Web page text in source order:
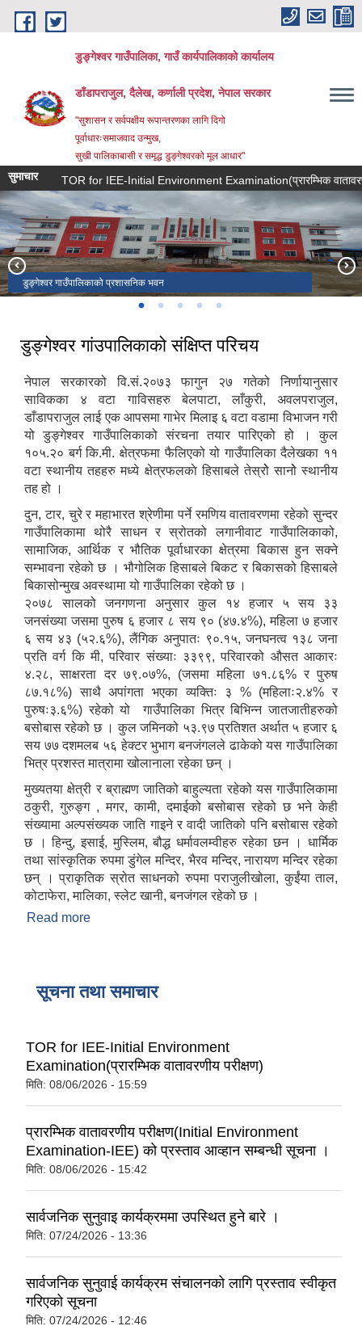
Skip to main content
डुङ्गेश्वर गाउँपालिका, गाउँ कार्यपालिकाको कार्यालय
डाँडापराजुल, दैलेख, कर्णाली प्रदेश, नेपाल सरकार
"सुशासन र सर्वपक्षीय रूपान्तरणका लागि दिगो
पूर्वाधारःसमाजवाद उन्मुख,
सुखी पालिकाबासी र समृद्ध डुङ्गेश्वरको मूल आधार"
सुमाचारTOR for IEE-Initial Environment Examination(प्रारम्भिक वातावरणीय
डुङ्गेश्वर गाउँपालिकाको प्रशासनिक भवन
डुङ्गेल मन्दिर वडा नं. ६
कुइया ताल वडा नं. २
मालिका मन्दिर वडा नं. ३
नारायणस्थान वडा नं. ५
डुङ्गेश्वर गांउपालिकाको संक्षिप्त परिचय
नेपाल सरकारको वि.सं.२०७३ फागुन २७ गतेको निर्णायानुसार
साविकका ४ वटा गाविसहरु बेलपाटा, लाँकुरी, अवलपराजुल,
डाँडापराजुल लाई एक आपसमा गाभेर मिलाइ ६ वटा वडामा विभाजन गरी
यो डुङ्गेश्वर गाउँपालिकाको संरचना तयार पारिएको हो । कुल
१०५.२० बर्ग कि.मी. क्षेत्रफमा फैलिएको यो गाउँपालिका दैलेखका ११
वटा स्थानीय तहहरु मध्ये क्षेत्रफलकाे हिसाबले तेस्रोे सानोे स्थानीय
तह हो ।
दुन, टार, चुरे र महाभारत श्रेणीमा पर्ने रमणिय वातावरणमा रहेको सुन्दर
गाउँपालिकामा थोरै साधन र स्रोतको लगानीवाट गाउँपालिकाको,
सामाजिक, आर्थिक र भौतिक पूर्वाधारका क्षेत्रमा बिकास हुन सक्ने
सम्भावना रहेको छ । भौगोलिक हिसाबले बिकट र बिकासको हिसाबले
बिकासोन्मुख अवस्थामा यो गाउँपालिका रहेको छ ।
२०७८ सालको जनगणना अनुसार कुल १४ हजार ५ सय ३३
जनसंख्या जसमा पुरुष ६ हजार ८ सय ९० (४७.४%), महिला ७ हजार
६ सय ४३ (५२.६%), लैंगिक अनुपातः ९०.१५, जनघनत्व १३८ जना
प्रति वर्ग कि मी, परिवार संख्याः ३३९९, परिवारको औसत आकारः
४.२८, साक्षरता दर ७९.०७%, (जसमा महिला ७१.८६% र पुरुष
८७.१८%) साथै अपांगता भएका व्यक्तिः ३ % (महिलाः२.४% र
पुरुषः३.६%) रहेको यो गाउँपालिका भित्र बिभिन्न जातजातीहरुको
बसोबास रहेको छ । कुल जमिनको ५३.९७ प्रतिशत अर्थात ५ हजार ६
सय ७७ दशमलब ५६ हेक्टर भुभाग बनजंगलले ढाकेको यस गाउँपालिका
भित्र प्रशस्त मात्रामा खोलानाला रहेका छन् ।
मुख्यतया क्षेत्री र ब्राह्मण जातिको बाहुल्यता रहेको यस गाउँपालिकामा
ठकुरी, गुरुङ्ग , मगर, कामी, दमाईको बसोबास रहेको छ भने केही
संख्यामा अल्पसंख्यक जाति गाइने र वादी जातिको पनि बसोबास रहेको
छ । हिन्दु, इसाई, मुस्लिम, बौद्ध धर्मावलम्वीहरु रहेका छन । धार्मिक
तथा सांस्कृतिक रुपमा डुंगेल मन्दिर, भैरव मन्दिर, नारायण मन्दिर रहेका
छन् । प्राकृतिक स्रोत साधनको रुपमा पराजुलीखोला, कुईंया ताल,
कोटाफेरा, मालिका, स्लेट खानी, बनजंगल रहेको छ ।
Read more
सूचना तथा समाचार
TOR for IEE-Initial Environment
Examination(प्रारम्भिक वातावरणीय परीक्षण)
मिति: 08/06/2026 - 15:59
प्रारम्भिक वातावरणीय परीक्षण(Initial Environment
Examination-IEE) को प्रस्ताव आव्हान सम्बन्धी सूचना ।
मिति: 08/06/2026 - 15:42
सार्वजनिक सुनुवाइ कार्यक्रममा उपस्थित हुने बारे ।
मिति: 07/24/2026 - 13:36
सार्वजनिक सुनुवाई कार्यक्रम संचालनको लागि प्रस्ताव स्वीकृत
गरिएको सूचना
मिति: 07/24/2026 - 12:46